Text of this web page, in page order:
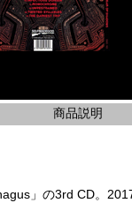
商品説明
」の3rd CD。